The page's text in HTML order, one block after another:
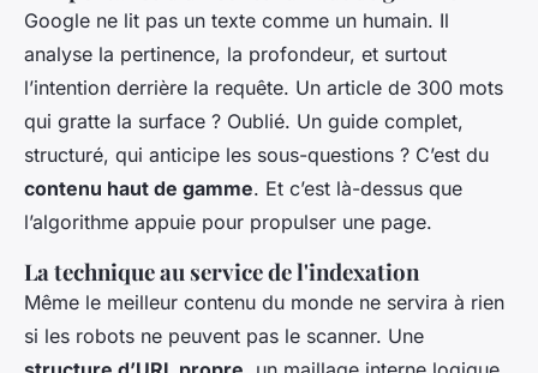
Google ne lit pas un texte comme un humain. Il
analyse la pertinence, la profondeur, et surtout
l’intention derrière la requête. Un article de 300 mots
qui gratte la surface ? Oublié. Un guide complet,
structuré, qui anticipe les sous-questions ? C’est du
contenu haut de gamme. Et c’est là-dessus que
l’algorithme appuie pour propulser une page.
La technique au service de l'indexation
Même le meilleur contenu du monde ne servira à rien
si les robots ne peuvent pas le scanner. Une